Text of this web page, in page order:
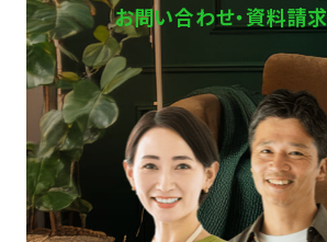
お問い合わせ・資料請求